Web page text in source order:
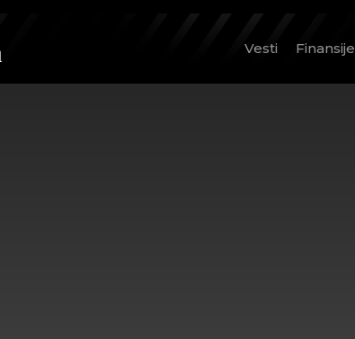
Vesti Finansije